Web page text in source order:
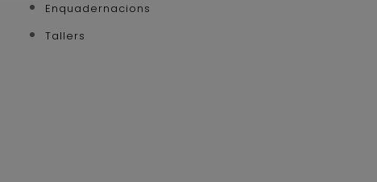
Enquadernacions
Tallers